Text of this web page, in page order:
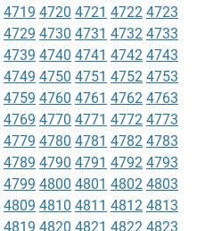
4719 4720 4721 4722 4723
4729 4730 4731 4732 4733
4739 4740 4741 4742 4743
4749 4750 4751 4752 4753
4759 4760 4761 4762 4763
4769 4770 4771 4772 4773
4779 4780 4781 4782 4783
4789 4790 4791 4792 4793
4799 4800 4801 4802 4803
4809 4810 4811 4812 4813
4819 4820 4821 4822 4823